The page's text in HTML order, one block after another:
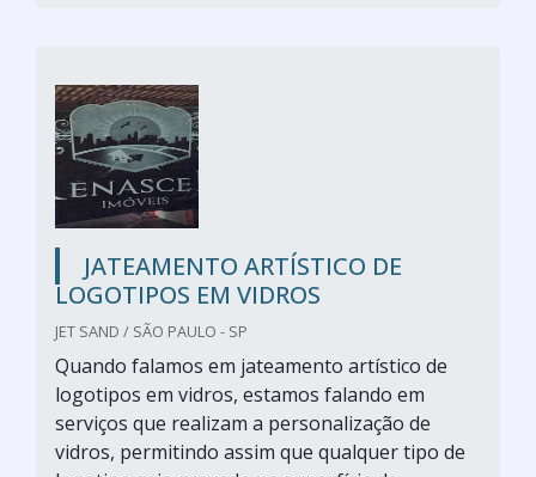
JATEAMENTO ARTÍSTICO DE
LOGOTIPOS EM VIDROS
JET SAND / SÃO PAULO - SP
Quando falamos em jateamento artístico de
logotipos em vidros, estamos falando em
serviços que realizam a personalização de
vidros, permitindo assim que qualquer tipo de